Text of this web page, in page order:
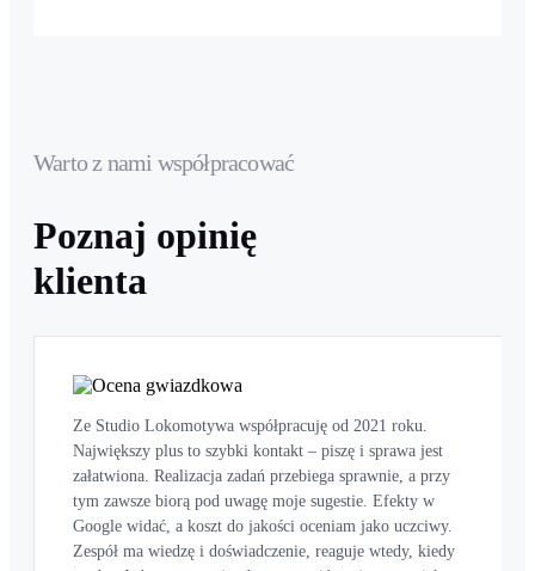
Warto z nami współpracować
Poznaj opinię
klienta
Ze Studio Lokomotywa współpracuję od 2021 roku.
Największy plus to szybki kontakt – piszę i sprawa jest
załatwiona. Realizacja zadań przebiega sprawnie, a przy
tym zawsze biorą pod uwagę moje sugestie. Efekty w
Google widać, a koszt do jakości oceniam jako uczciwy.
Zespół ma wiedzę i doświadczenie, reaguje wtedy, kiedy